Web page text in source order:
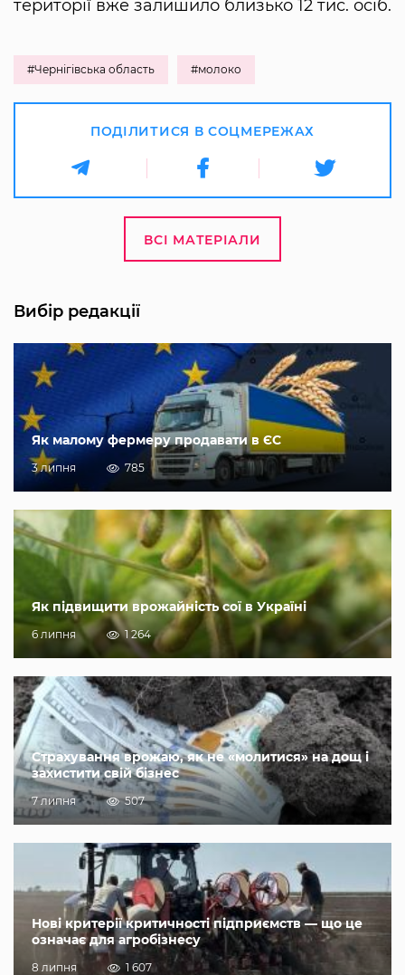
території вже залишило близько 12 тис. осіб.
#Чернігівська область #молоко
ПОДІЛИТИСЯ В СОЦМЕРЕЖАХ
ВСІ МАТЕРІАЛИ
Вибір редакції
Як малому фермеру продавати в ЄС
3 липня 785
Як підвищити врожайність сої в Україні
6 липня 1 264
Страхування врожаю, як не «молитися» на дощ і
захистити свій бізнес
7 липня 507
Нові критерії критичності підприємств — що це
означає для агробізнесу
8 липня 1 607